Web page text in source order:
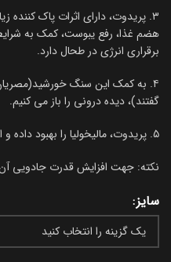
۳. پریدوت، دارای اثرات پاک
هضم غذا، رفع یبوست، کمک به
برقراری انرژی در طحال دارد.
۴. به کمک این سنگ
گفتند)، دیده درونی را باز می کنیم.
۵. پریدوت، مالیخولیا را بهبود داده و الهام می بخشد.
نکته: جهت افزایش قدرت جادویی آن
سایز